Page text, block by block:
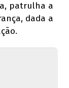
patrulha a
dada a